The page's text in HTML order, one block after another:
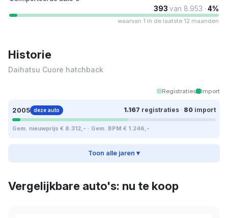
393 van 8.953 · 4%
waarvan 1 in de laatste 12 maanden
Historie
Daihatsu Cuore hatchback
Registraties Import
2005 deze auto 1.167 registraties · 80 import
Gem. nieuwprijs € 8.312,- · Gem. BPM € 1.246,-
Toon alle jaren ▾
Vergelijkbare auto's: nu te koop